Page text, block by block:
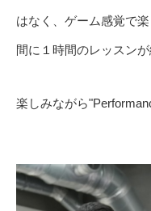
はなく、ゲーム感覚で
間に１時間のレッスンが
楽しみながら